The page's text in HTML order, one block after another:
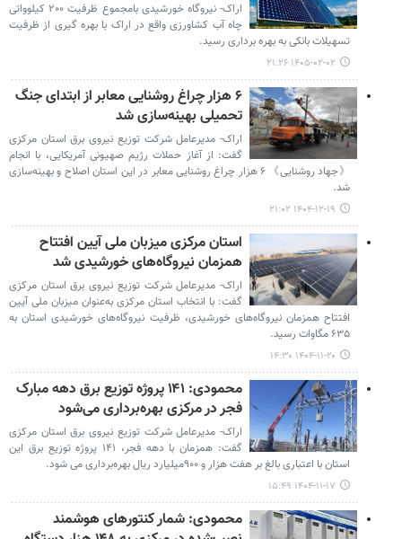
اراک- نیروگاه خورشیدی بامجموع ظرفیت ۲۰۰ کیلوواتی
چاه آب کشاورزی واقع در اراک با بهره گیری از ظرفیت
تسهیلات بانکی به بهره برداری رسید.
۱۴۰۵-۰۲-۰۲ ۲۱:۲۶
۶ هزار چراغ روشنایی معابر از ابتدای جنگ
تحمیلی بهینه‌سازی شد
اراک- مدیرعامل شرکت توزیع نیروی برق استان مرکزی
گفت: از آغاز حملات رژیم صهیونی آمریکایی، با انجام
《جهاد روشنایی》 ۶ هزار چراغ روشنایی معابر در این استان اصلاح و بهینه‌سازی
شد.
۱۴۰۴-۱۲-۱۹ ۲۱:۰۲
استان مرکزی میزبان ملی آیین افتتاح
همزمان نیروگاه‌های خورشیدی شد
اراک- مدیرعامل شرکت توزیع نیروی برق استان مرکزی
گفت: با انتخاب استان مرکزی به‌عنوان میزبان ملی آیین
افتتاح همزمان نیروگاه‌های خورشیدی، ظرفیت نیروگاه‌های خورشیدی استان به
۶۳۵ مگاوات رسید.
۱۴۰۴-۱۱-۲۰ ۱۴:۳۰
محمودی: ۱۴۱ پروژه توزیع برق دهه مبارک
فجر در مرکزی بهره‌برداری می‌شود
اراک-‌ مدیرعامل شرکت توزیع نیروی برق استان مرکزی
گفت: همزمان با دهه فجر، ۱۴۱ پروژه توزیع برق این
استان با اعتباری بالغ بر هفت هزار و ۹۰۰میلیارد ریال بهره‌برداری می شود.
۱۴۰۴-۱۱-۱۷ ۱۵:۴۹
محمودی: شمار کنتورهای هوشمند